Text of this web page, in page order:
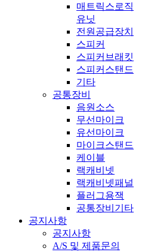
매트릭스로직
유닛
전원공급장치
스피커
스피커브래킷
스피커스탠드
기타
공통장비
음원소스
무선마이크
유선마이크
마이크스탠드
케이블
랙캐비넷
랙캐비넷패널
플러그용잭
공통장비기타
공지사항
공지사항
A/S 및 제품문의